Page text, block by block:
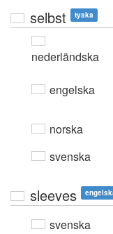
selbst tyska
nederländska
engelska
norska
svenska
sleeves
svenska